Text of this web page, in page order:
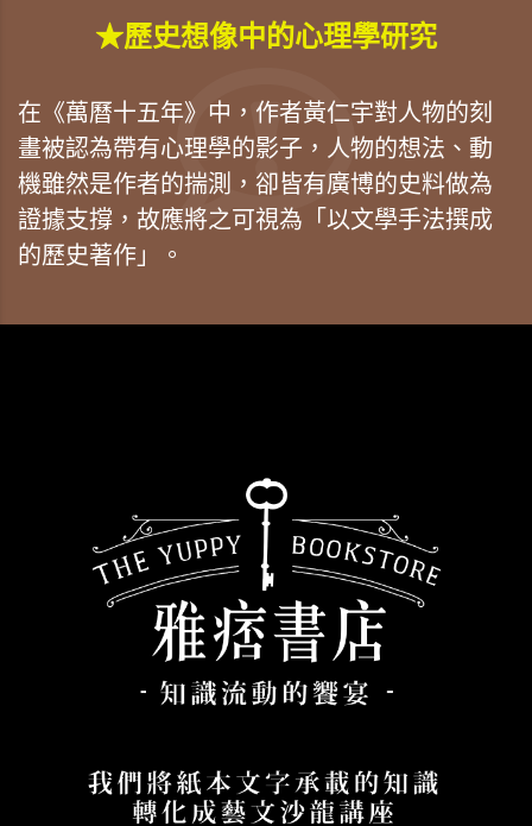
★歷史想像中的心理學研究
在《萬曆十五年》中，作者黃仁宇對人物的刻
畫被認為帶有心理學的影子，人物的想法、動
機雖然是作者的揣測，卻皆有廣博的史料做為
證據支撐，故應將之可視為「以文學手法撰成
的歷史著作」。